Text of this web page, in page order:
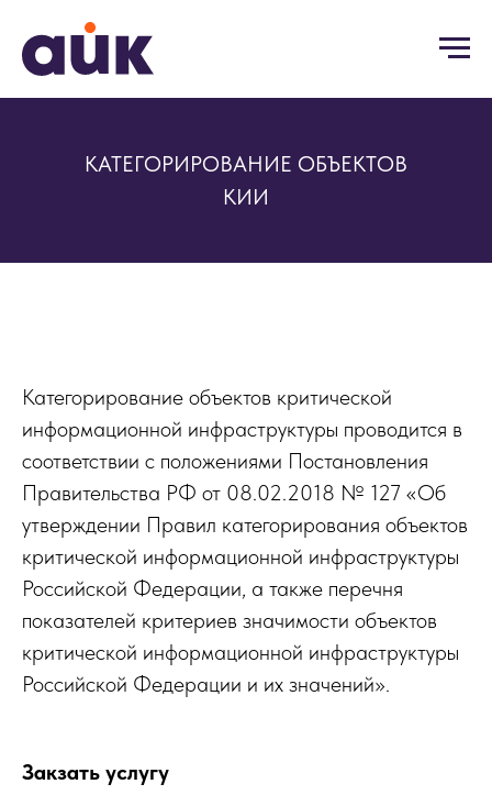
КАТЕГОРИРОВАНИЕ ОБЪЕКТОВ
КИИ
Категорирование объектов критической
информационной инфраструктуры проводится в
соответствии с положениями Постановления
Правительства РФ от 08.02.2018 № 127 «Об
утверждении Правил категорирования объектов
критической информационной инфраструктуры
Российской Федерации, а также перечня
показателей критериев значимости объектов
критической информационной инфраструктуры
Российской Федерации и их значений».
Закзать услугу